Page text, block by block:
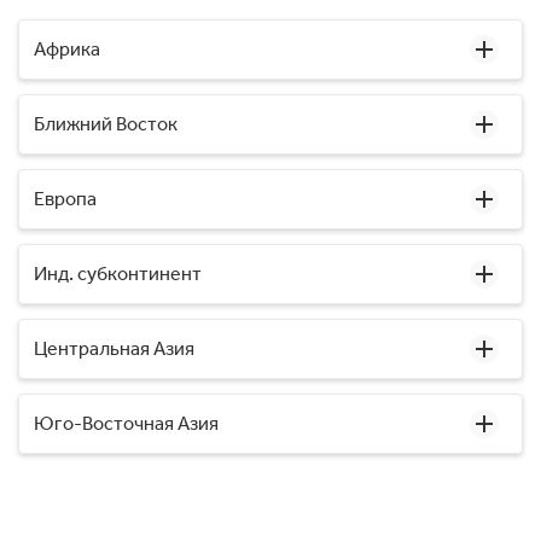
Африка
Ближний Восток
Европа
Инд. субконтинент
Центральная Азия
Юго-Восточная Азия